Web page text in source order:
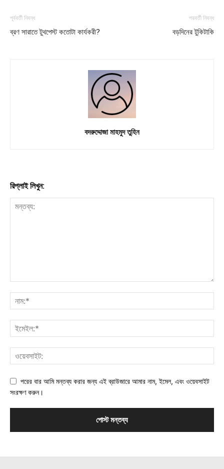
Contact us
Subscription Plans
Download PhotoCard
পূর্ববর্তী নিবন্ধ
ব্রণ সারাতে টুথপেস্ট কতোটা কার্যকরী?
পরবর্তী নিবন্ধ
বড়দিনের টুকিটাকি
বদরুদ্দোজা মাহমুদ তুহিন
রিপ্লাই লিখুন:
পরের বার আমি মন্তব্য করার জন্য এই ব্রাউজারে আমার নাম, ইমেল, এবং ওয়েবসাইট
সংরক্ষণ করুন।